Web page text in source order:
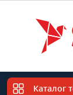
Каталог